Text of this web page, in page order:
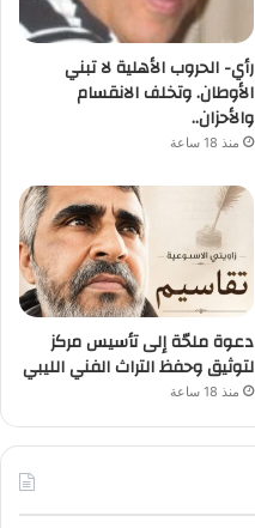
رأي- الحروب الأهلية لا تبني
الأوطان. وتخلف الانقسام
والأحزان..
منذ 18 ساعة
دعوة ملحّة إلى تأسيس مركز
لتوثيق وحفظ التراث الفني الليبي
منذ 18 ساعة